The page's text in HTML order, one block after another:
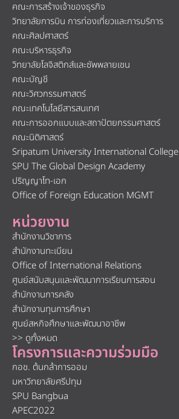
คณะการสร้างเจ้าของธุรกิจ
วิทยาลัยการบิน การท่องเที่ยวและการบริการ
คณะศิลปศาสตร์
คณะบริหารธุรกิจ
วิทยาลัยโลจิสติกส์และซัพพลายเชน
คณะบัญชี
คณะวิศวกรรมศาสตร์
คณะเทคโนโลยีสารสนเทศ
คณะการออกแบบและสถาปัตยกรรมศาสตร์
คณะนิติศาสตร์
Sripatum University International College
SPU The Global Design Academy
ปริญญาโท-เอก
Office of Foreign Education MGMT
หน่วยงาน
สำนักงานวิชาการ
สำนักงานทะเบียน
Office of International Relations
ศูนย์สนับสนุนและพัฒนาการเรียนการสอน
สำนักงานการคลัง
สำนักงานทุนการศึกษา
ศูนย์สหกิจศึกษาและพัฒนาอาชีพ
>> ดูทั้งหมด
โครงการและความร่วมมือ
กอช. ต้นกล้าการออม
มหาวิทยาลัยศรีปทุม
SPU Bangbua
APEC2022